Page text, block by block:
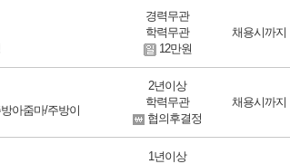
경력무관
학력무관
12만원
채용시까지
아줌마/주방이
2년이상
학력무관
협의후결정
채용시까지
1년이상